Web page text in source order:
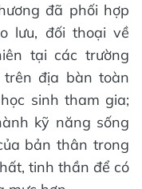
đã phối hợp
lưu, đối thoại về
tại các trường
trên địa bàn toàn
sinh tham gia;
kỹ năng sống
bản thân trong
tinh thần để có